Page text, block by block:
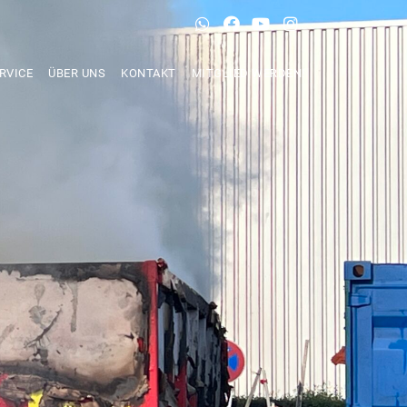
ÜBER UNS KONTAKT MITGLIED WERDEN!